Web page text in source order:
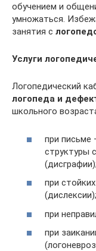
обучением и
умножаться.
занятия с
Услуги
Логопедический
логопеда и
школьного
при письме
структуры
(дисграфии);
при
(дислексии);
при
при